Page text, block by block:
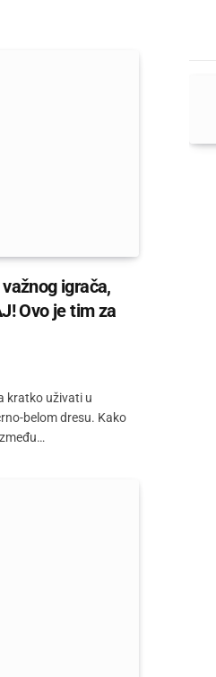
igrača,
Ovo je tim za
kratko uživati u
belom dresu. Kako